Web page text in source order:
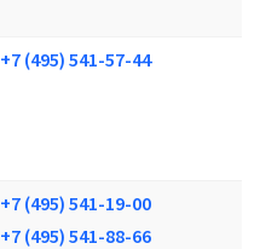
+7 (495) 541-57-44
+7 (495) 541-19-00
+7 (495) 541-88-66